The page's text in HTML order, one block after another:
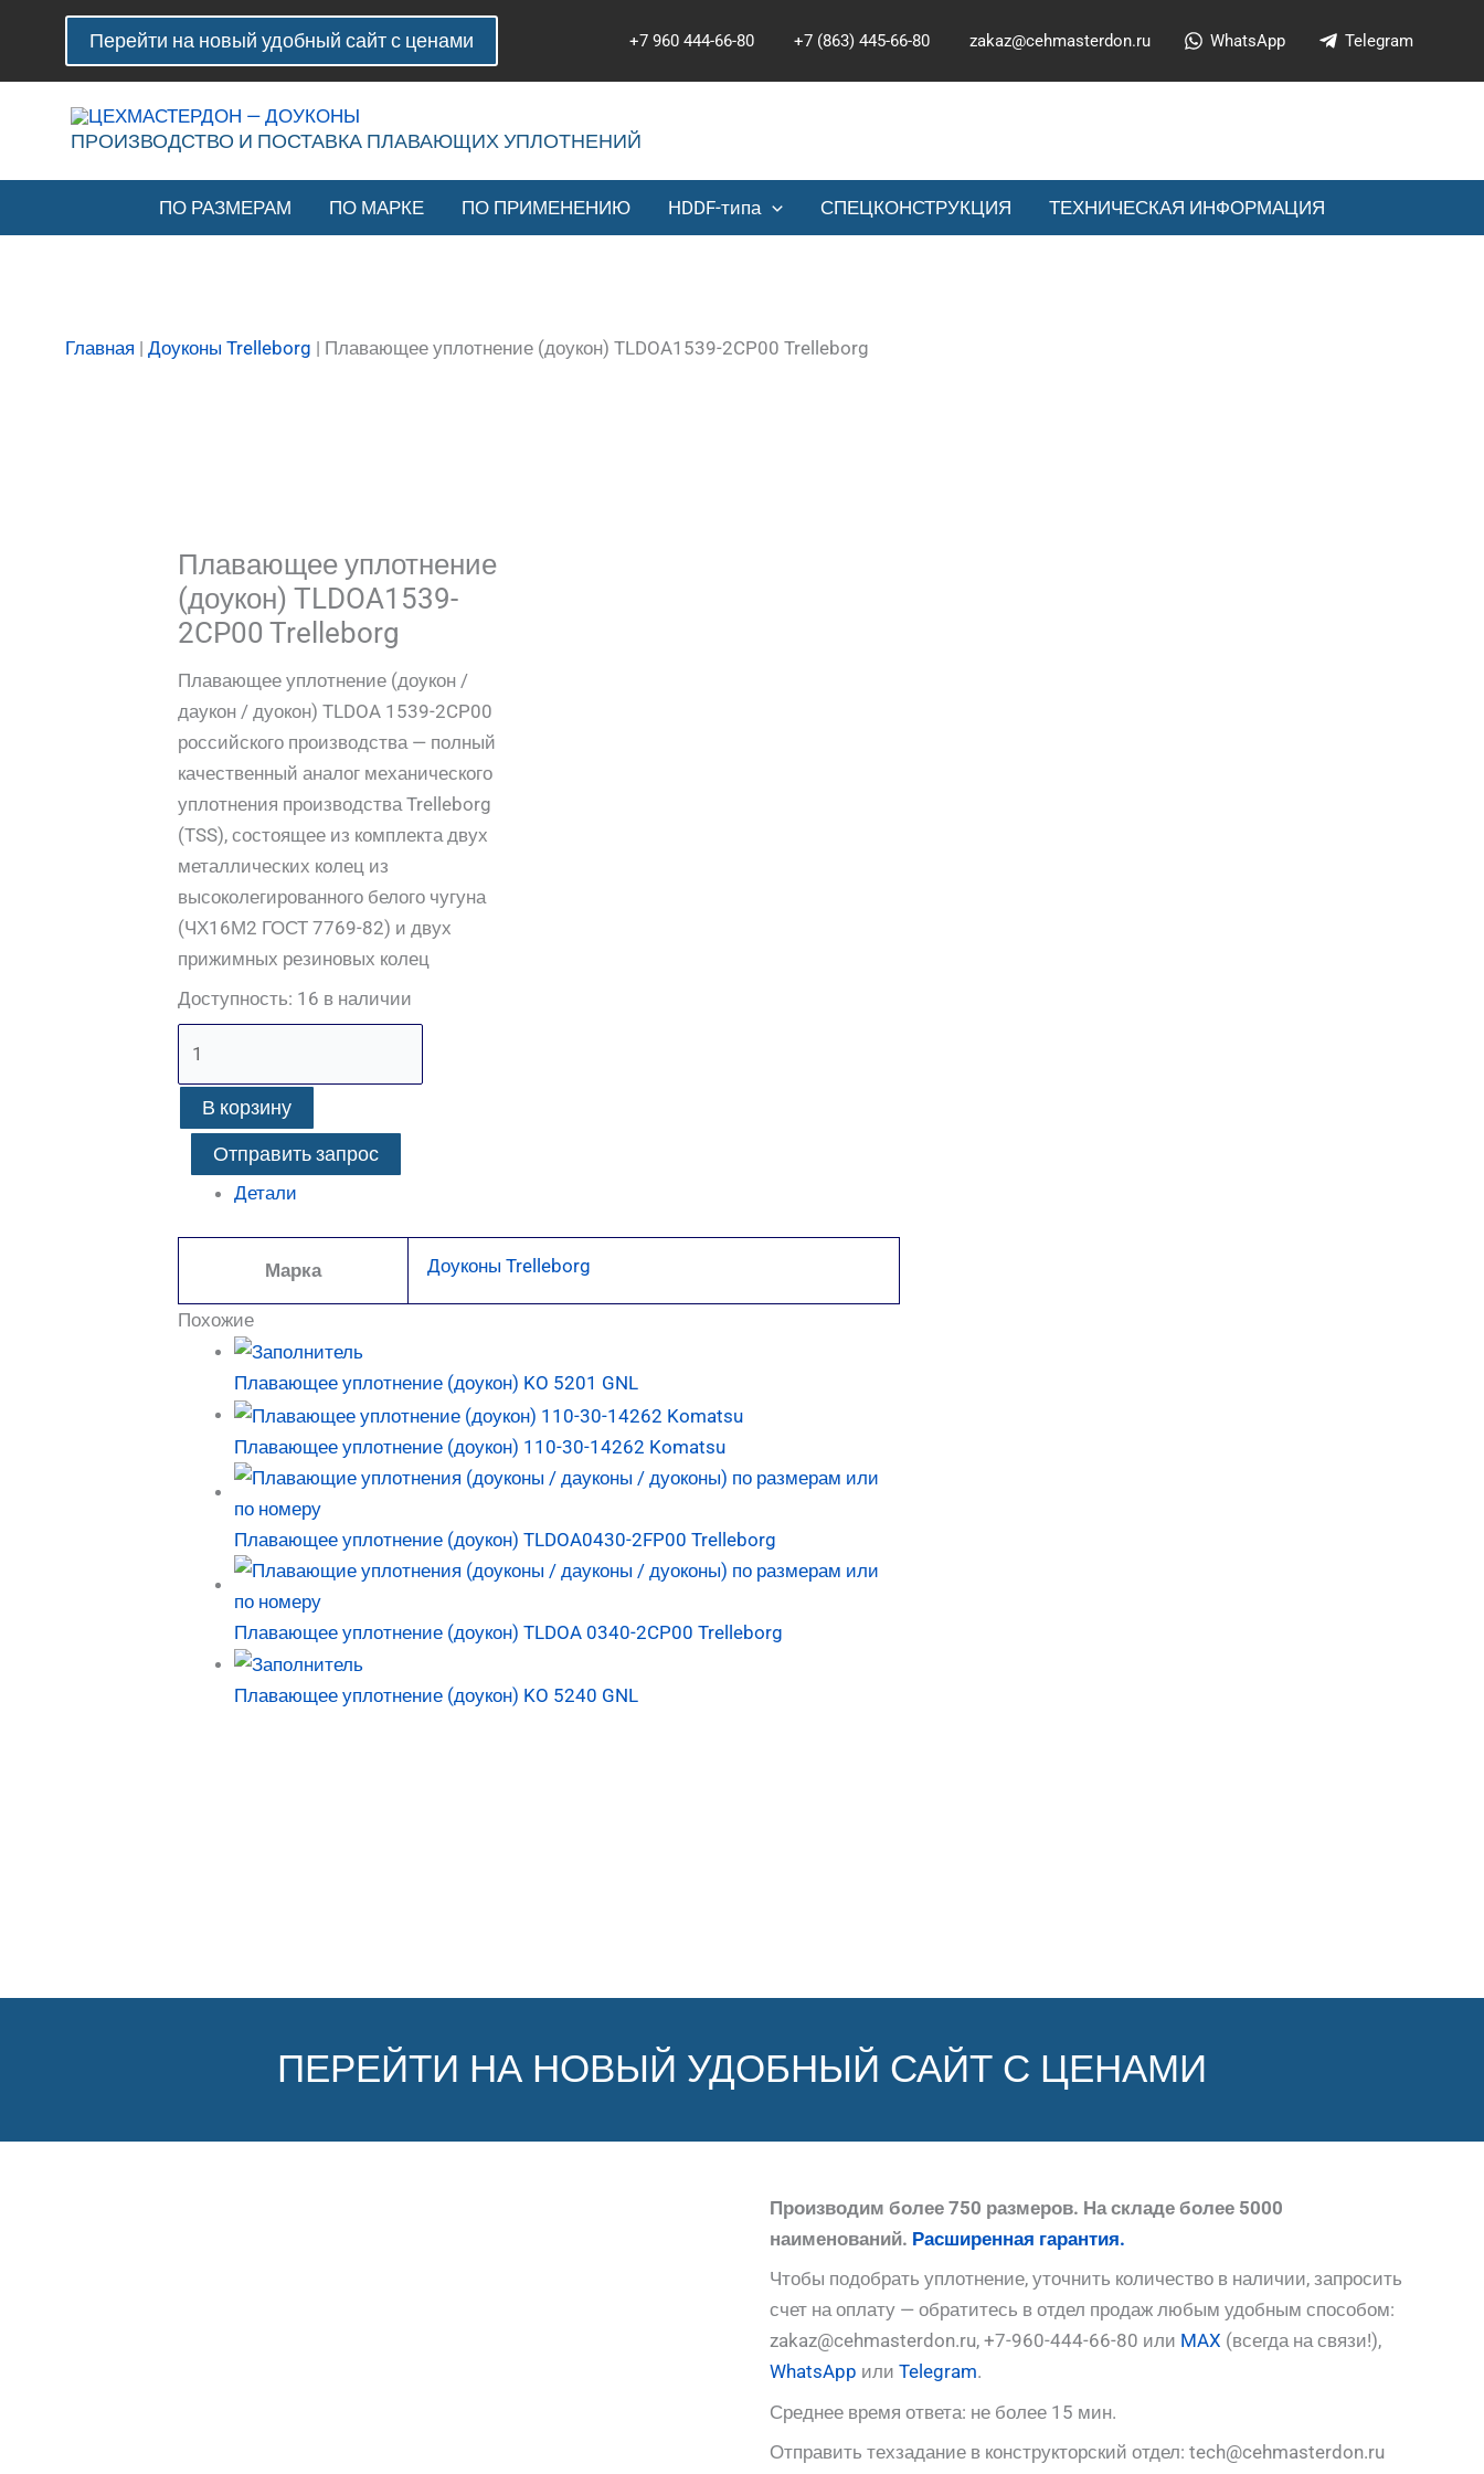
Перейти
содержимому
Перейти на новый удобный сайт с ценами +7 960 444-66-80 +7 (863) 445-66-80 zakaz@cehmasterdon.ru WhatsApp Telegram
ПРОИЗВОДСТВО И ПОСТАВКА ПЛАВАЮЩИХ УПЛОТНЕНИЙ
ПО РАЗМЕРАМ ПО МАРКЕ ПО ПРИМЕНЕНИЮ HDDF-типа СПЕЦКОНСТРУКЦИЯ ТЕХНИЧЕСКАЯ ИНФОРМАЦИЯ
Главная | Доуконы Trelleborg | Плавающее уплотнение (доукон) TLDOA1539-2CP00 Trelleborg
Плавающее уплотнение
(доукон) TLDOA1539-
2CP00 Trelleborg
Плавающее уплотнение (доукон /
даукон / дуокон) TLDOA 1539-2CP00
российского производства — полный
качественный аналог механического
уплотнения производства Trelleborg
(TSS), состоящее из комплекта двух
металлических колец из
высоколегированного белого чугуна
(ЧХ16М2 ГОСТ 7769-82) и двух
прижимных резиновых колец
Доступность: 16 в наличии
Количество
товара
Плавающее
уплотнение
(доукон)
2CP00
Trelleborg
В корзину
Отправить запрос
Детали
Марка Доуконы Trelleborg
Похожие
Плавающее уплотнение (доукон) KO 5201 GNL
Плавающее уплотнение (доукон) 110-30-14262 Komatsu
Плавающее уплотнение (доукон) TLDOA0430-2FP00 Trelleborg
Плавающее уплотнение (доукон) TLDOA 0340-2CP00 Trelleborg
Плавающее уплотнение (доукон) KO 5240 GNL
ПЕРЕЙТИ НА НОВЫЙ УДОБНЫЙ САЙТ С ЦЕНАМИ
Производим более 750 размеров. На складе более 5000
наименований. Расширенная гарантия.
Чтобы подобрать уплотнение, уточнить количество в наличии, запросить
счет на оплату — обратитесь в отдел продаж любым удобным способом:
zakaz@cehmasterdon.ru, +7-960-444-66-80 или MAX (всегда на связи!),
WhatsApp или Telegram.
Среднее время ответа: не более 15 мин.
Отправить техзадание в конструкторский отдел: tech@cehmasterdon.ru